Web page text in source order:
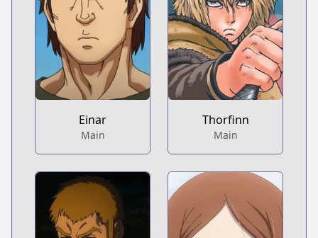
Einar
Main
Thorfinn
Main